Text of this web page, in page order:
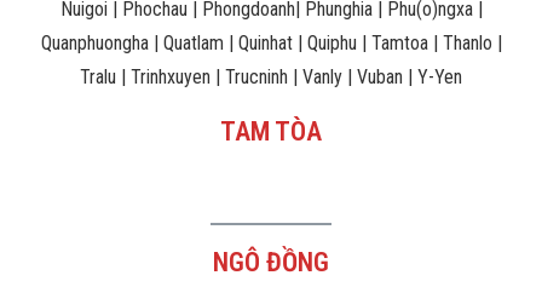
Nuigoi | Phochau | Phongdoanh| Phunghia | Phu(o)ngxa |
Quanphuongha | Quatlam | Quinhat | Quiphu | Tamtoa | Thanlo |
Tralu | Trinhxuyen | Trucninh | Vanly | Vuban | Y-Yen
TAM TÒA
NGÔ ĐỒNG